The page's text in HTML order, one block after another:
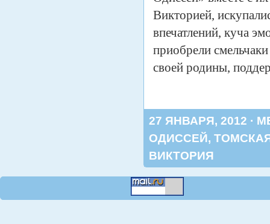
Викторией,
впечатлений, куча
приобрели
своей родины,
27 ЯНВАРЯ, 2012 ·
ОДИССЕЙ,
ВИКТОРИЯ